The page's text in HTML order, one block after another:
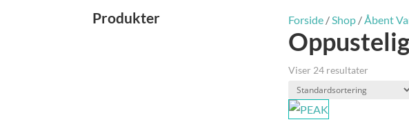
Forside/Shop/Åbent
Viser 24 resultater
Produkter